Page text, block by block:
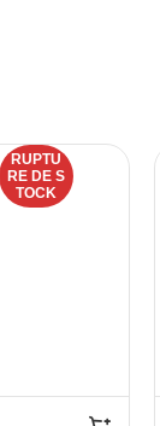
RUPTU
RE DE S
TOCK